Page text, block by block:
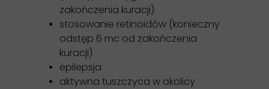
zakończenia kuracji)
stosowanie retinoidów (konieczny
odstęp 6 mc od zakończenia
kuracji)
epilepsja
aktywna tuszczyca w okolicy